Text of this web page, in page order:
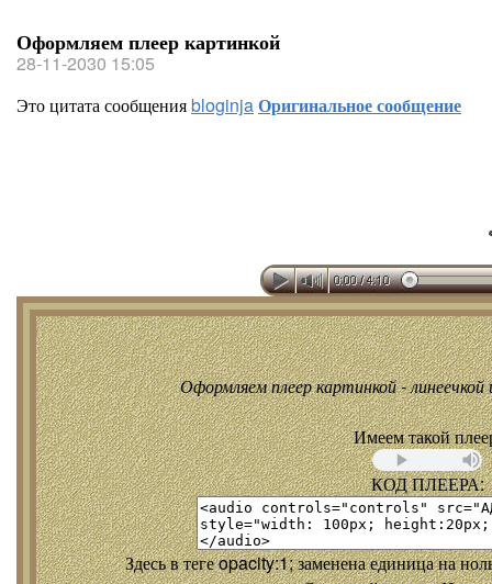
Оформляем плеер картинкой
28-11-2030 15:05
Это цитата сообщенияbloginjaОригинальное сообщение
Оформляем плеер картинкой - линеечкой
Имеем такой
КОД ПЛЕЕРА:
Здесь в теге opacity:1; заменена единица на